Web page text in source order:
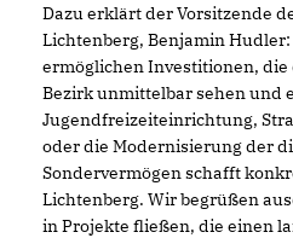
Dazu erklärt der Vorsitzende
Lichtenberg, Benjamin
ermöglichen Investitionen,
Bezirk unmittelbar sehen und
Jugendfreizeiteinrichtung,
oder die Modernisierung der
Sondervermögen schafft
Lichtenberg. Wir begrüßen
in Projekte fließen, die einen